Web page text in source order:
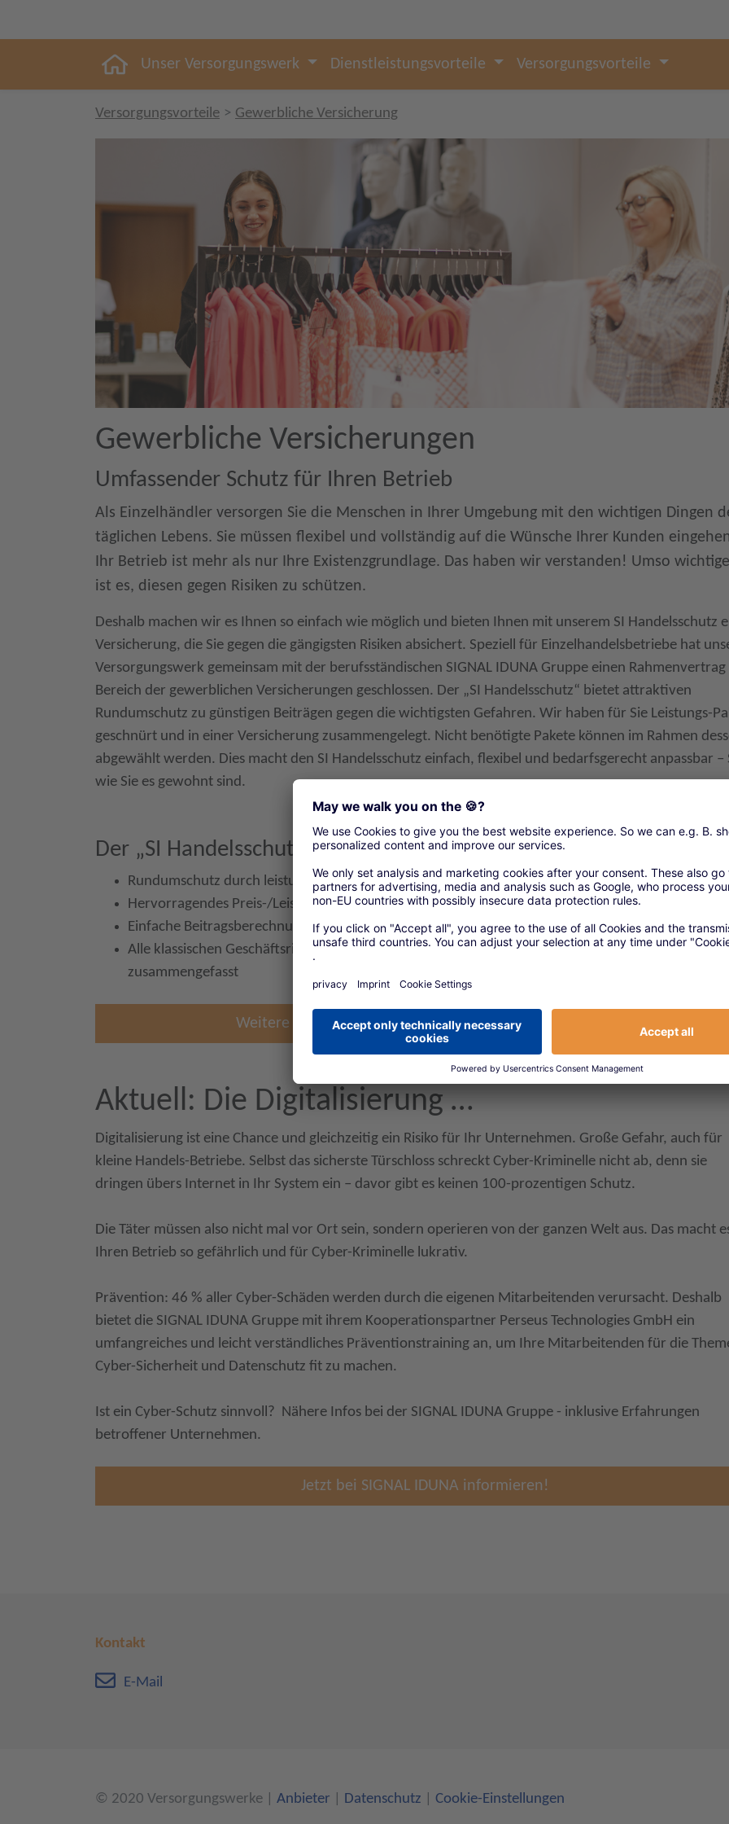
Unser Versorgungswerk Dienstleistungsvorteile Versorgungsvorteile
Versorgungsvorteile Gewerbliche Versicherung
Gewerbliche Versicherungen
Umfassender Schutz für Ihren Betrieb
Als Einzelhändler versorgen Sie die Menschen in Ihrer Umgebung mit den wichtigen Dingen
täglichen Lebens. Sie müssen flexibel und vollständig auf die Wünsche Ihrer Kunden
Ihr Betrieb ist mehr als nur Ihre Existenzgrundlage. Das haben wir verstanden! Umso
ist es, diesen gegen Risiken zu schützen.
Deshalb machen wir es Ihnen so einfach wie möglich und bieten Ihnen mit unserem SI Handelsschutz
Versicherung, die Sie gegen die gängigsten Risiken absichert. Speziell für Einzelhandelsbetriebe hat
Versorgungswerk gemeinsam mit der berufsständischen SIGNAL IDUNA Gruppe einen Rahmenvertrag
Bereich der gewerblichen Versicherungen geschlossen. Der „SI Handelsschutz“ bietet attraktiven
Rundumschutz zu günstigen Beiträgen gegen die wichtigsten Gefahren. Wir haben für Sie Leistungs-
geschnürt und in einer Versicherung zusammengelegt. Nicht benötigte Pakete können im Rahmen
abgewählt werden. Dies macht den SI Handelsschutz einfach, flexibel und bedarfsgerecht anpassbar –
wie Sie es gewohnt sind.
Der „SI Handelsschutz“ bietet Ihnen folgende Vorteile:
Rundumschutz durch leistungsstarke Versicherungs-Pakete mit der Flexibilität Pakete
Hervorragendes Preis-/Leistungsverhältnis, attraktive Beitragsnachlässe
Einfache Beitragsberechnung auf Umsatzbasis
Alle klassischen Geschäftsrisiken in einem Antrag, einem Bedingungswerk und einer Police
zusammengefasst
Weitere Informationen zu dem Thema erhalten Sie hier.
Aktuell: Die Digitalisierung …
Digitalisierung ist eine Chance und gleichzeitig ein Risiko für Ihr Unternehmen. Große Gefahr, auch für
kleine Handels-Betriebe. Selbst das sicherste Türschloss schreckt Cyber-Kriminelle nicht ab, denn sie
dringen übers Internet in Ihr System ein – davor gibt es keinen 100-prozentigen Schutz.
Die Täter müssen also nicht mal vor Ort sein, sondern operieren von der ganzen Welt aus. Das macht
Ihren Betrieb so gefährlich und für Cyber-Kriminelle lukrativ.
Prävention: 46 % aller Cyber-Schäden werden durch die eigenen Mitarbeitenden verursacht. Deshalb
bietet die SIGNAL IDUNA Gruppe mit ihrem Kooperationspartner Perseus Technologies GmbH ein
umfangreiches und leicht verständliches Präventionstraining an, um Ihre Mitarbeitenden für die
Cyber-Sicherheit und Datenschutz fit zu machen.
Ist ein Cyber-Schutz sinnvoll? Nähere Infos bei der SIGNAL IDUNA Gruppe - inklusive Erfahrungen
betroffener Unternehmen.
Jetzt bei SIGNAL IDUNA informieren!
Kontakt
E-Mail
© 2020 Versorgungswerke Anbieter Datenschutz Cookie-Einstellungen